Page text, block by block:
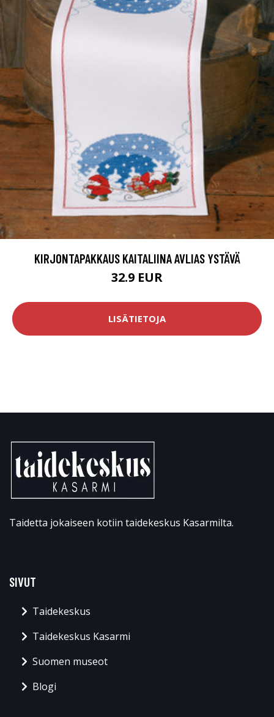
KIRJONTAPAKKAUS KAITALIINA AVLIAS YSTÄVÄ
32.9 EUR
LISÄTIETOJA
Taidetta jokaiseen kotiin taidekeskus Kasarmilta.
SIVUT
Taidekeskus
Taidekeskus Kasarmi
Suomen museot
Blogi